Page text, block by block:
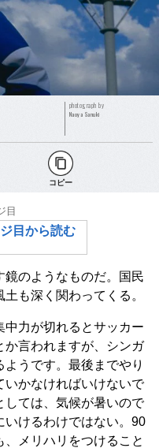
photograph by
Naoya Sanuki
コピー
目
目から読む
のようなものだ。国民
も深く関わってくる。
中力が切れるとサッカー
か言われますが、シンガ
うです。最後までやり
いかなければいけないで
しては、気候が暑いので
いけるわけではない。90
メリハリをつけること